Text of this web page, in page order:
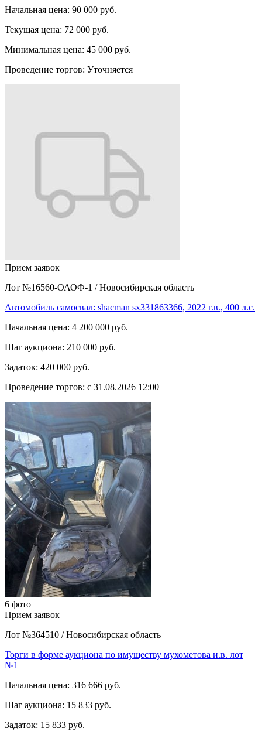
Начальная цена: 90 000 руб.
Текущая цена: 72 000 руб.
Минимальная цена: 45 000 руб.
Проведение торгов: Уточняется
Прием заявок
Лот №16560-ОАОФ-1 / Новосибирская область
Автомобиль самосвал: shacman sx331863366, 2022 г.в., 400 л.с.
Начальная цена: 4 200 000 руб.
Шаг аукциона: 210 000 руб.
Задаток: 420 000 руб.
Проведение торгов: с 31.08.2026 12:00
6 фото
Прием заявок
Лот №364510 / Новосибирская область
Торги в форме аукциона по имуществу мухометова и.в. лот
№1
Начальная цена: 316 666 руб.
Шаг аукциона: 15 833 руб.
Задаток: 15 833 руб.